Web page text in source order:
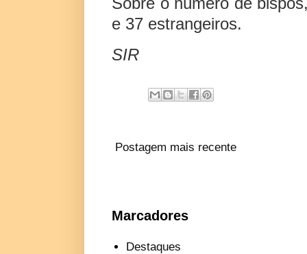
e 37 estrangeiros.
SIR
Postagem mais recente
Marcadores
Destaques